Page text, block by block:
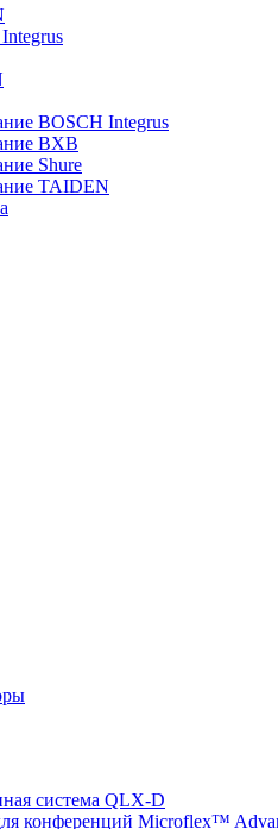
BOSCH Integrus
BXB
Shure
TAIDEN
система QLX-D
конференций Microflex™